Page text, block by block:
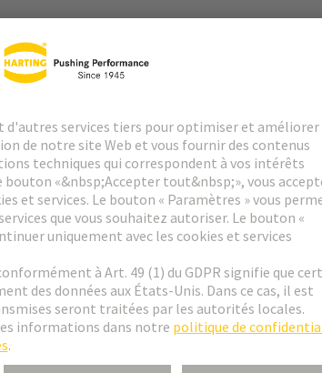
: consultez la fiche technique des contacts sélectionnés.